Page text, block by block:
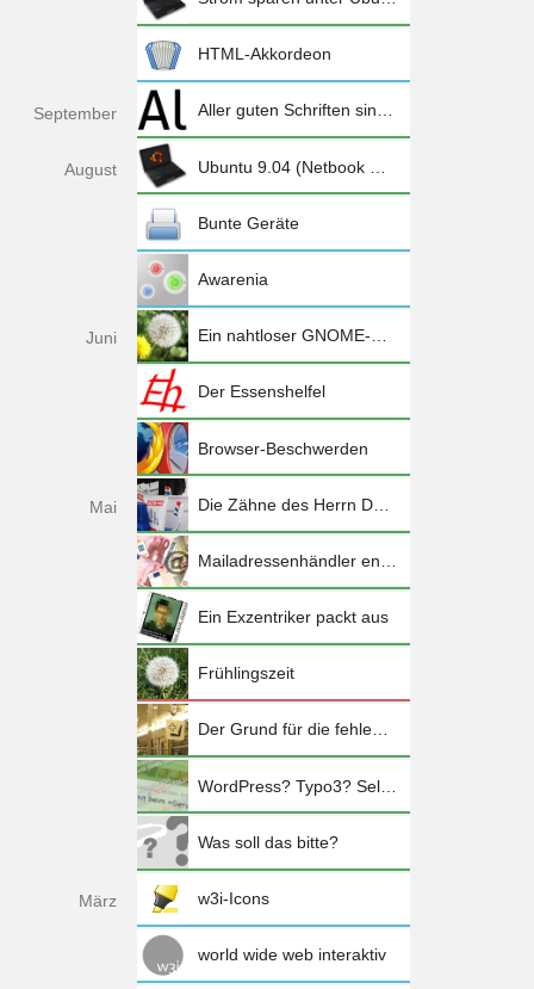
HTML-Akkordeon
September Aller guten Schriften sind frei
August Ubuntu 9.04 (Netbook Remix) auf dem Eee PC 1005HA installieren und einrichten
Bunte Geräte
Awarenia
Juni Ein nahtloser GNOME-Desktop
Der Essenshelfel
Browser-Beschwerden
Mai Die Zähne des Herrn Danten
Mailadressenhändler enttarnen
Ein Exzentriker packt aus
Frühlingszeit
Der Grund für die fehlende Gepäckablage
WordPress? Typo3? Selfmade?
Was soll das bitte?
März w3i-Icons
world wide web interaktiv